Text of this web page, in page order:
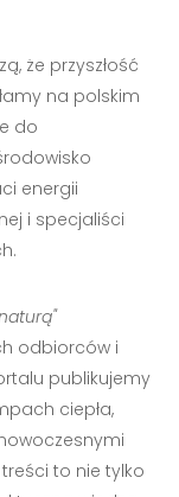
że przyszłość
na polskim
do
energii
i specjaliści
odbiorców i
publikujemy
ciepła,
to nie tylko